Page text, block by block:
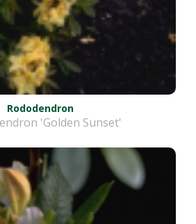
Rododendron
'Golden Sunset'